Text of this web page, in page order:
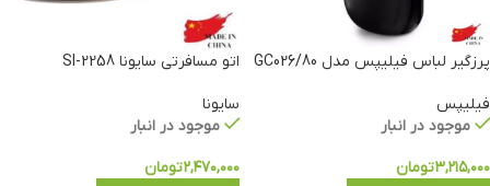
پرزگیر لباس فیلیپس مدل GC026/80
فیلیپس
موجود در انبار
۳,۲۱۵,۰۰۰تومان
اتو مسافرتی سایونا SI-2258
سایونا
موجود در انبار
۲,۴۷۰,۰۰۰تومان